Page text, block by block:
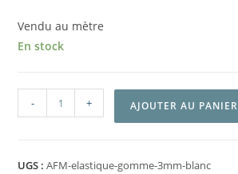
Vendu au mètre
En stock
- + AJOUTER AU PANIER
UGS :AFM-elastique-gomme-3mm-blanc